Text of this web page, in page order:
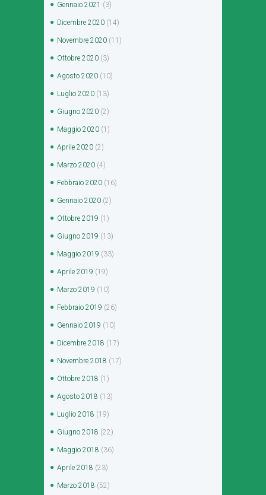
Gennaio 2021 (3)
Dicembre 2020 (14)
Novembre 2020 (11)
Ottobre 2020 (3)
Agosto 2020 (10)
Luglio 2020 (13)
Giugno 2020 (2)
Maggio 2020 (1)
Aprile 2020 (2)
Marzo 2020 (4)
Febbraio 2020 (16)
Gennaio 2020 (2)
Ottobre 2019 (1)
Giugno 2019 (13)
Maggio 2019 (33)
Aprile 2019 (19)
Marzo 2019 (10)
Febbraio 2019 (26)
Gennaio 2019 (10)
Dicembre 2018 (17)
Novembre 2018 (17)
Ottobre 2018 (1)
Agosto 2018 (13)
Luglio 2018 (19)
Giugno 2018 (22)
Maggio 2018 (36)
Aprile 2018 (23)
Marzo 2018 (52)